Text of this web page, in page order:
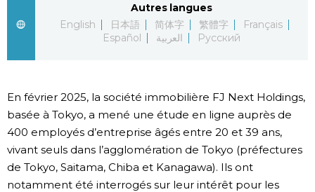
Séries
Personnages
Chroniques
Images
Vidéos
Autres langues
English
日本語 简体字 繁體字
Français
Español
العربية Русский
En février 2025, la société immobilière FJ Next Holdings,
basée à Tokyo, a mené une étude en ligne auprès de
400 employés d’entreprise âgés entre 20 et 39 ans,
vivant seuls dans l’agglomération de Tokyo (préfectures
de Tokyo, Saitama, Chiba et Kanagawa). Ils ont
notamment été interrogés sur leur intérêt pour les